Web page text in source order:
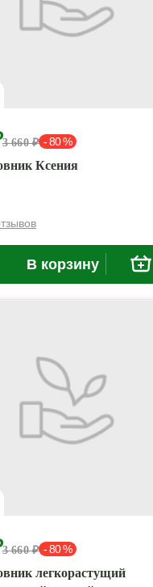
3 660 ₽ - 80 %
Ксения
В корзину
3 660 ₽ - 80 %
легкорастущий